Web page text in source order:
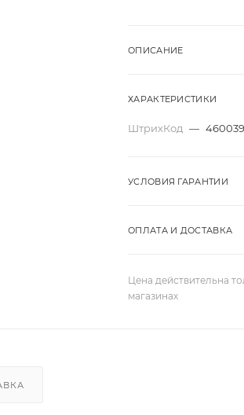
ОПИСАНИЕ
ХАРАКТЕРИСТИКИ
ШтрихКод —
УСЛОВИЯ ГАРАНТИИ
ОПЛАТА И ДОСТАВКА
Цена действительна
магазинах